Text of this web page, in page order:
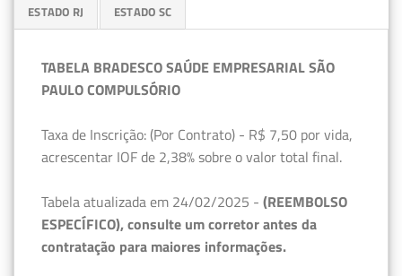
ESTADO RJ ESTADO SC
TABELA BRADESCO SAÚDE EMPRESARIAL SÃO
PAULO COMPULSÓRIO
Taxa de Inscrição: (Por Contrato) - R$ 7,50 por vida,
acrescentar IOF de 2,38% sobre o valor total final.
Tabela atualizada em 24/02/2025 - (REEMBOLSO
ESPECÍFICO), consulte um corretor antes da
contratação para maiores informações.